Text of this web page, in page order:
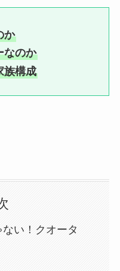
か
なのか
族構成
い！クオータ